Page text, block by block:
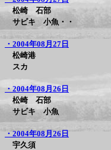
松崎 石部
サビキ 小魚・・
・2004年08月27日
松崎港
スカ
・2004年08月26日
松崎 石部
サビキ 小魚
・2004年08月26日
宇久須